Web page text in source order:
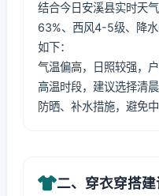
结合今日安溪县实时天
63%、西风4-5级、降
如下：
气温偏高，日照较强，
高温时段，建议选择清
防晒、补水措施，避免中
二、穿衣穿搭建